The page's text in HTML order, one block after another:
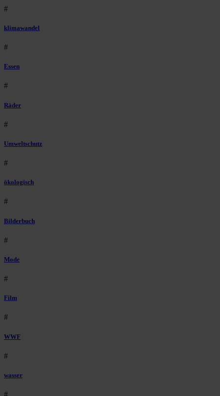
#
klimawandel
#
Essen
#
Räder
#
Umweltschutz
#
ökologisch
#
Bilderbuch
#
Mode
#
Film
#
WWF
#
wasser